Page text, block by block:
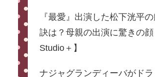
『最愛』出演した松下洸平
訣は？母親の出演に驚きの
Studio＋】
ナジャグランディーバがド